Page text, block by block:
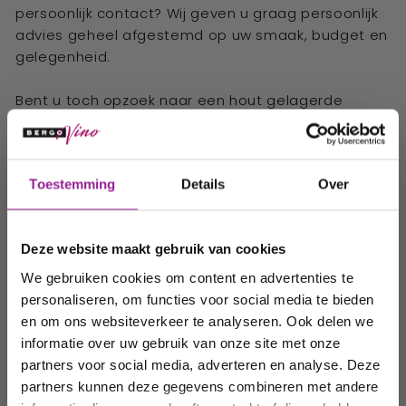
Toestemming Details Over
Deze website maakt gebruik van cookies
We gebruiken cookies om content en advertenties te
personaliseren, om functies voor social media te bieden
en om ons websiteverkeer te analyseren. Ook delen we
informatie over uw gebruik van onze site met onze
partners voor social media, adverteren en analyse. Deze
partners kunnen deze gegevens combineren met andere
persoonlijk contact? Wij geven u graag persoonlijk
advies geheel afgestemd op uw smaak, budget en
gelegenheid.
Bent u toch opzoek naar een hout gelagerde
Chardonnay uit de Bordeaux in Frankrijk of een strak
en zuivere Sauvignon Blanc uit de
Loire in
Veltliner uit Oostenrijk of een halfdroge tot lieflijke
riesling uit de Elzas. Dan bent u bij ons ook aan het
adviseren u graag persoonlijk en stellen met
passie een persoonlijkwijnvoorstelvoor u samen,
geheel afgestemd op uw smaak, gelegenheid en
budget, zodat u kunt genieten van de lekkerste
witte wijnen.
Ontvang 10%
korting op uw
volgende
order!
Wij houden u graag op de
hoogte van onze acties,
wijnhuizen en uw